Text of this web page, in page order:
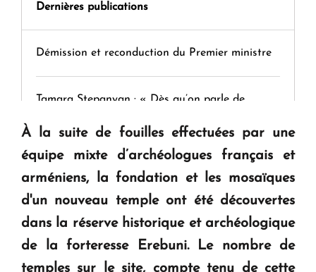
Dernières publications
Démission et reconduction du Premier ministre
Tamara Stepanyan : « Dès qu’on parle de
" Tant qu'il n'existe pas d'alternative concrète, la
question d'un référendum ne se pose pas. "
KASA : 30 ans d'audace, de résilience et d'avenir
en Arménie
À la suite de fouilles effectuées par une
équipe mixte d’archéologues français et
arméniens, la fondation et les mosaïques
d'un nouveau temple ont été découvertes
dans la réserve historique et archéologique
de la forteresse Erebuni. Le nombre de
temples sur le site, compte tenu de cette